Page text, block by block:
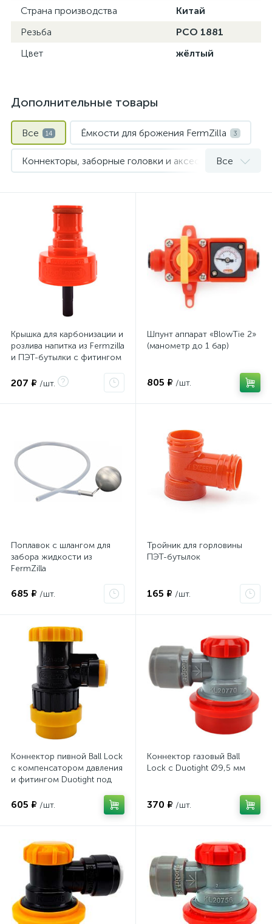
Страна производства
Китай
Резьба
PCO 1881
Цвет
жёлтый
Дополнительные товары
Все 14 Ёмкости для брожения FermZilla 3
Коннекторы, заборные головки и аксессуары для кегов
Шпунт-аппараты и предохранительные клапаны
Все
Крышка для карбонизации и
розлива напитка из Fermzilla
и ПЭТ-бутылки с фитингом
207 ₽ /шт.
Шпунт аппарат «BlowTie 2»
(манометр до 1 бар)
805 ₽ /шт.
Поплавок с шлангом для
забора жидкости из
FermZilla
685 ₽ /шт.
Тройник для горловины
ПЭТ-бутылок
165 ₽ /шт.
Коннектор пивной Ball Lock
с компенсатором давления
и фитингом Duotight под
605 ₽ /шт.
Коннектор газовый Ball
Lock с Duotight Ø9,5 мм
370 ₽ /шт.